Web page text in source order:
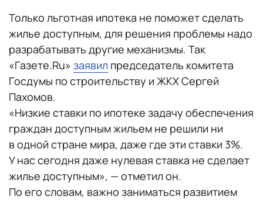
Только льготная ипотека не поможет сделать
жилье доступным, для решения проблемы надо
разрабатывать другие механизмы. Так
«Газете.Ru» заявил председатель комитета
Госдумы по строительству и ЖКХ Сергей
Пахомов.
«Низкие ставки по ипотеке задачу обеспечения
граждан доступным жильем не решили ни
в одной стране мира, даже где эти ставки 3%.
У нас сегодня даже нулевая ставка не сделает
жилье доступным», — отметил он.
По его словам, важно заниматься развитием